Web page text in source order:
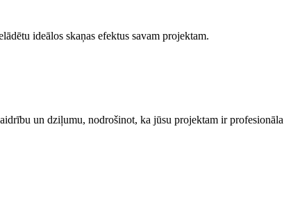
ideālos skaņas efektus savam projektam.
un dziļumu, nodrošinot, ka jūsu projektam ir profesionāla